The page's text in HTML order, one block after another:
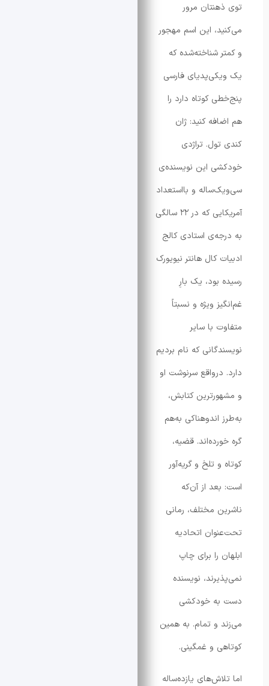
مرور
این اسم مهجور
شناخته‌شده که
فارسی
کوتاه دارد را
کنید: ژان
تراژدی
این نویسنده‌ی
و بااستعداد
آمریکایی که در ۲۲ سالگی
استادی کالج
کال هانتر نیویورک
یک بارِ
ویژه و نسبتاً
با سایر
که نام بردیم
سرنوشت او
کتابش،
به‌هم
قضیه،
تلخ و گریه‌آور
از آن‌که
مختلف، رمانی
اتحادیه
را برای چاپ
نویسنده
خودکشی
و تمام. به همین
و غمگینی.
یازده‌ساله‌